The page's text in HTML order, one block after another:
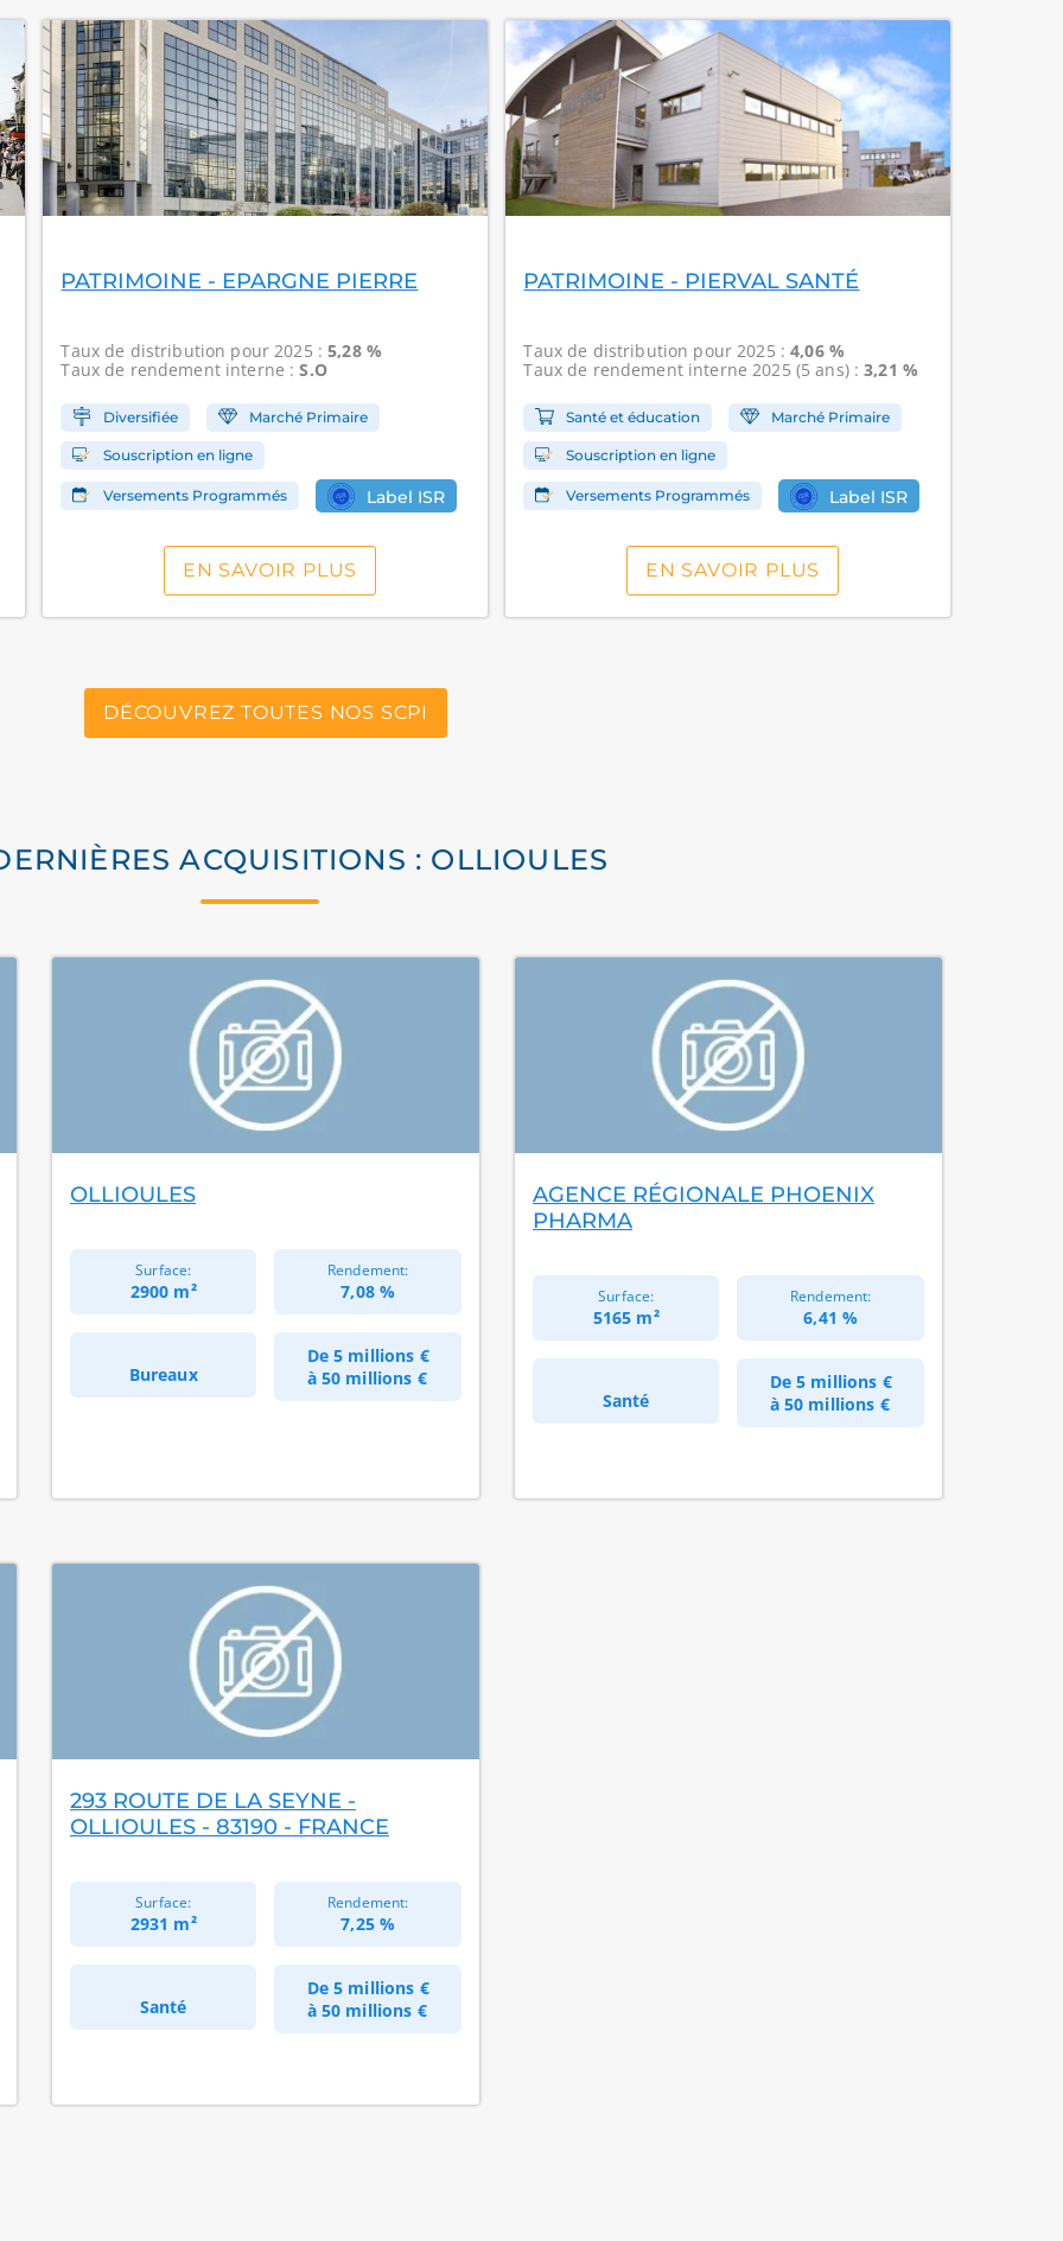
PATRIMOINE - EPARGNE PIERRE
Taux de distribution pour 2025 :5,28 %
Taux de rendement interne :S.O
Diversifiée Marché Primaire
Souscription en ligne
Versements Programmés Label ISR
EN SAVOIR PLUS
PATRIMOINE - PIERVAL SANTÉ
Taux de distribution pour 2025 :4,06 %
Taux de rendement interne2025 (5 ans) :3,21 %
Santé et éducation Marché Primaire
Souscription en ligne
Versements Programmés Label ISR
EN SAVOIR PLUS
DÉCOUVREZ TOUTES NOS SCPI
ACQUISITIONS : OLLIOULES
OLLIOULES
Surface:
2900 m²
Rendement:
7,08 %
Bureaux
De5 millions €
à 50 millions €
AGENCE RÉGIONALE PHOENIX
PHARMA
Surface:
5165 m²
Rendement:
6,41 %
Santé
De5 millions €
à 50 millions €
293 ROUTE DE LA SEYNE -
OLLIOULES - 83190 - FRANCE
Surface:
2931 m²
Rendement:
7,25 %
Santé
De5 millions €
à 50 millions €